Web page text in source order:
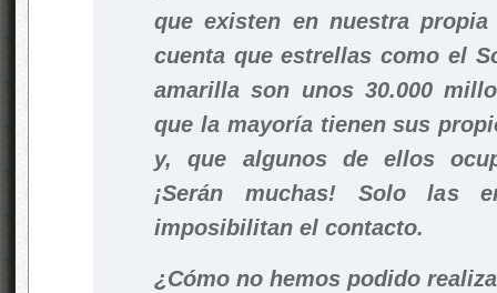
que existen en nuestra
cuenta que estrellas como el
amarilla son unos 30.000
que la mayoría tienen sus
y, que algunos de ellos
¡Serán muchas! Solo las
imposibilitan el contacto.
¿Cómo no hemos podido